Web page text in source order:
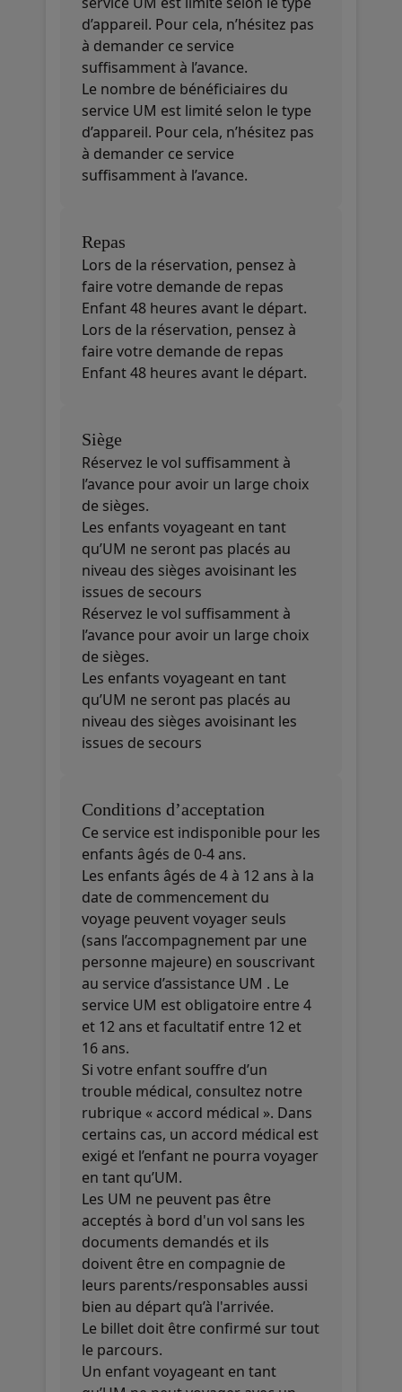
d’appareil. Pour cela, n’hésitez pas
à demander ce service
suffisamment à l’avance.
Le nombre de bénéficiaires du
service UM est limité selon le type
d’appareil. Pour cela, n’hésitez pas
à demander ce service
suffisamment à l’avance.
Repas
Lors de la réservation, pensez à
faire votre demande de repas
Enfant 48 heures avant le départ.
Lors de la réservation, pensez à
faire votre demande de repas
Enfant 48 heures avant le départ.
Siège
Réservez le vol suffisamment à
l’avance pour avoir un large choix
de sièges.
Les enfants voyageant en tant
qu’UM ne seront pas placés au
niveau des sièges avoisinant les
issues de secours
Réservez le vol suffisamment à
l’avance pour avoir un large choix
de sièges.
Les enfants voyageant en tant
qu’UM ne seront pas placés au
niveau des sièges avoisinant les
issues de secours
Conditions d’acceptation
Ce service est indisponible pour les
enfants âgés de 0-4 ans.
Les enfants âgés de 4 à 12 ans à la
date de commencement du
voyage peuvent voyager seuls
(sans l’accompagnement par une
personne majeure) en souscrivant
au service d’assistance UM . Le
service UM est obligatoire entre 4
et 12 ans et facultatif entre 12 et
16 ans.
Si votre enfant souffre d’un
trouble médical, consultez notre
rubrique « accord médical ». Dans
certains cas, un accord médical est
exigé et l’enfant ne pourra voyager
en tant qu’UM.
Les UM ne peuvent pas être
acceptés à bord d'un vol sans les
documents demandés et ils
doivent être en compagnie de
leurs parents/responsables aussi
bien au départ qu’à l'arrivée.
Le billet doit être confirmé sur tout
le parcours.
Un enfant voyageant en tant